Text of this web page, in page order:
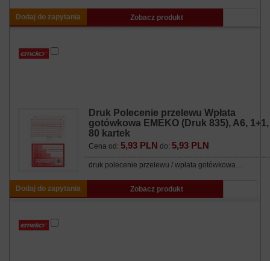
Dodaj do zapytania Zobacz produkt
Druk Polecenie przelewu Wpłata
gotówkowa EMEKO (Druk 835), A6, 1+1,
80 kartek
Cena od: 5,93 PLN do: 5,93 PLN
druk polecenie przelewu / wpłata gotówkowa…
Dodaj do zapytania Zobacz produkt